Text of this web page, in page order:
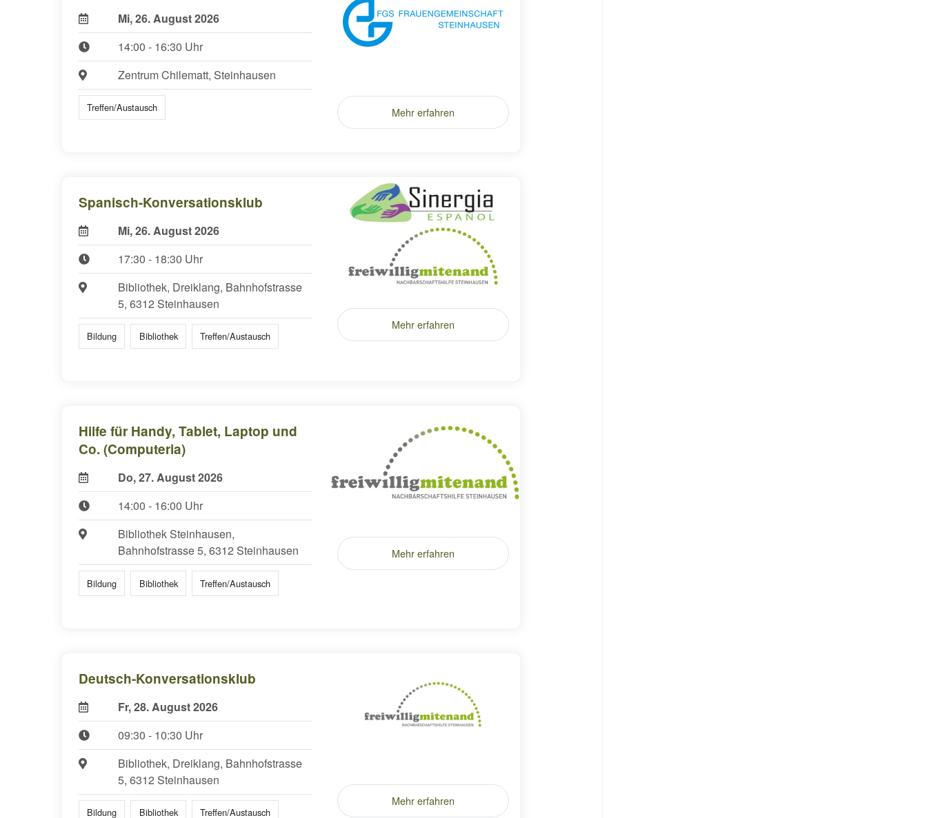
Mi, 26. August 2026
14:00 - 16:30 Uhr
Zentrum Chilematt, Steinhausen
Treffen/Austausch Mehr erfahren
Spanisch-Konversationsklub
Mi, 26. August 2026
17:30 - 18:30 Uhr
Bibliothek, Dreiklang, Bahnhofstrasse
5, 6312 Steinhausen
Bildung Bibliothek Treffen/Austausch
Mehr erfahren
Hilfe für Handy, Tablet, Laptop und
Co. (Computeria)
Do, 27. August 2026
14:00 - 16:00 Uhr
Bibliothek Steinhausen,
Bahnhofstrasse 5, 6312 Steinhausen
Bildung Bibliothek Treffen/Austausch
Mehr erfahren
Deutsch-Konversationsklub
Fr, 28. August 2026
09:30 - 10:30 Uhr
Bibliothek, Dreiklang, Bahnhofstrasse
5, 6312 Steinhausen
Bildung Bibliothek Treffen/Austausch
Mehr erfahren